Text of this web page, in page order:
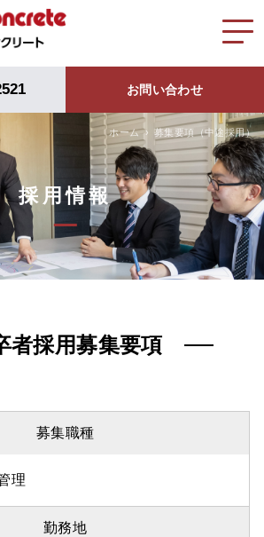
お問い合わせ
ホーム 募集要項（中途採用）
採用情報
者採用募集要項
募集職種
理
勤務地